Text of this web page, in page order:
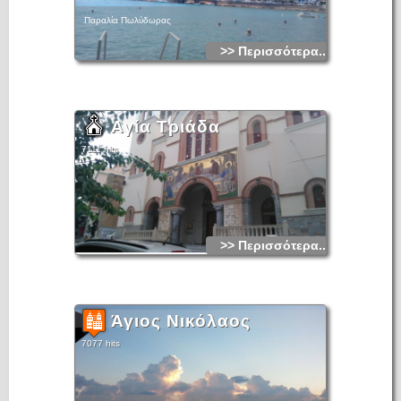
Παραλία Πωλύδωρας
>> Περισσότερα...
Αγία Τριάδα
7111 hits
>> Περισσότερα...
Άγιος Νικόλαος
7077 hits